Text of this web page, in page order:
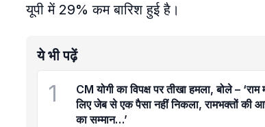
यूपी में 29% कम बारिश हुई है।
ये भी पढ़ें
1
CM योगी का विपक्ष पर तीखा हमला, बोले – ‘राम
लिए जेब से एक पैसा नहीं निकला, रामभक्तों की
का सम्मान…’